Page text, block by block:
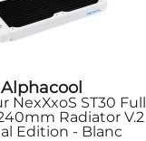
Alphacool
NexXxoS ST30 Full
Radiator V.2
Edition - Blanc